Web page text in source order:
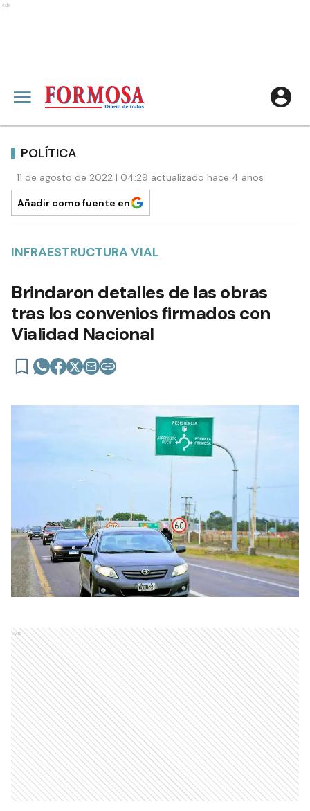
Ads
POLÍTICA
11 de agosto de 2022 | 04:29 actualizado hace 4 años
Añadir como fuente en
INFRAESTRUCTURA VIAL
Brindaron detalles de las obras
tras los convenios firmados con
Vialidad Nacional
Ads